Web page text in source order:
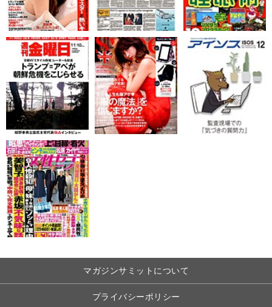
マガジンサミットについて
プライバシーポリシー